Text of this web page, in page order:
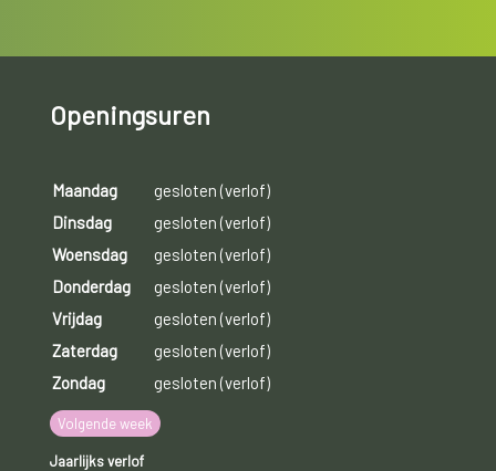
Openingsuren
Maandag
gesloten (verlof)
Dinsdag
gesloten (verlof)
Woensdag
gesloten (verlof)
Donderdag
gesloten (verlof)
Vrijdag
gesloten (verlof)
Zaterdag
gesloten (verlof)
Zondag
gesloten (verlof)
Volgende week
Jaarlijks verlof